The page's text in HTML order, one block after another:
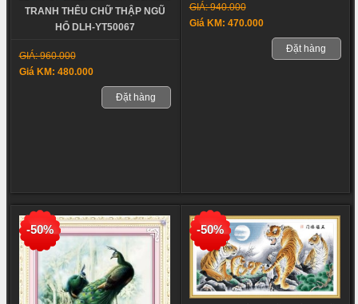
TRANH THÊU CHỮ THẬP NGŨ
HỔ DLH-YT50067
GIÁ: 960.000
Giá KM: 480.000
Đặt hàng
GIÁ: 940.000
Giá KM: 470.000
Đặt hàng
-50% -50%